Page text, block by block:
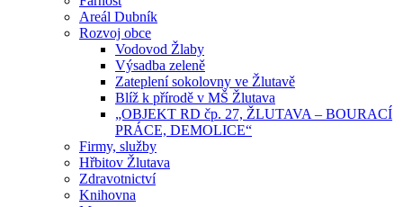
Areál Dubník
Rozvoj obce
Vodovod Žlaby
Výsadba zeleně
Zateplení sokolovny ve Žlutavě
Blíž k přírodě v MŠ Žlutava
„OBJEKT RD čp. 27, ŽLUTAVA – BOURACÍ
PRÁCE, DEMOLICE“
Firmy, služby
Hřbitov Žlutava
Zdravotnictví
Knihovna